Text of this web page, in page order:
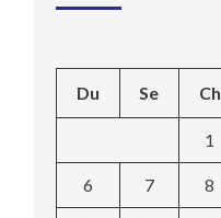
Du Se Ch
1
6 7 8